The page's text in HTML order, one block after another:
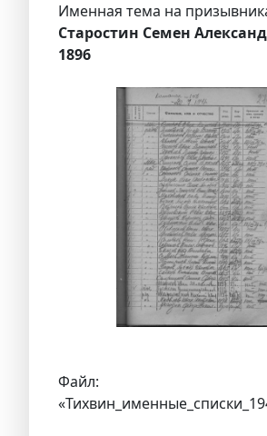
Именная тема на
Старостин Семен
1896
Файл: